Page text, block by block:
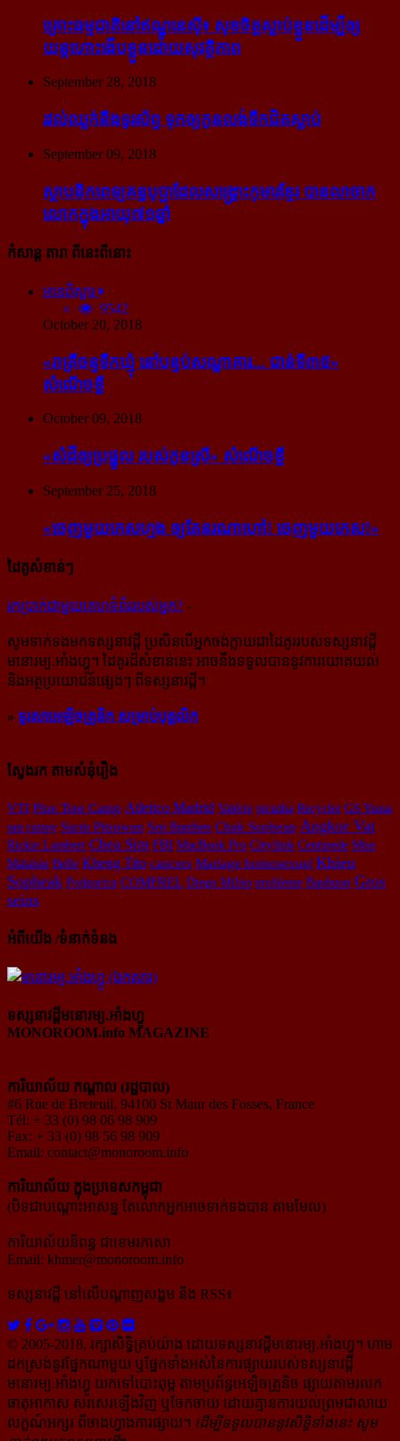
គ្រោះធម្មជាតិនៅឥណ្ឌូនេស៊ី៖ សុខចិត្ត​ស្លាប់​ខ្លួន​ដើម្បី​ឲ្យ​
យន្ដហោះ​ងើប​ខ្លួន​ដោយ​សុវត្ថិភាព
September 28, 2018
រវល់​ឈ្លក់​នឹង​ទូរស័ព្ទ ទុក​ឲ្យ​កូន​លង់​ទឹក​ជិត​ស្លាប់
September 09, 2018
ស្ថាបនិក​ពេទ្យ​គន្ធបុប្ផា​ដែល​សង្គ្រោះ​កុមារ​ខ្មែរ​ បាន​លាចាក​
លោក​ក្នុង​អាយុ​៧១ឆ្នាំ
កំសាន្ដ តារា ពីនេះពីនោះ
អានពិស្ដារ
9542
October 20, 2018
«រាត្រីចន្ទទឹកឃ្មុំ នៅបន្ទប់សណ្ឋាគារ... ជាន់ទី៣៥»
សំណើចខ្លី
October 09, 2018
«សំដី​ឲ្យ​ប្រផ្នូល របស់​កូនស្រី» សំណើចខ្លី
September 25, 2018
«ចេញ​មួយ​កេស​ហ្មង ឲ្យ​តែ​នរណា​ហៅ! ចេញ​មួយ​កេស!»
ដៃគូសំខាន់ៗ
រក​​ប្រាក់​​ជា​​មួយ​​គេហទំព័រ​​របស់​​អ្នក? -
សូម​ទាក់ទង​មក​ទស្សនាវដ្ដី ប្រសិន​បើ​អ្នក​ចង់​ក្លាយ​ជា​ដៃគូរ​របស់​ទស្សនាវដ្ដី​
មនោរម្យ.អាំងហ្វូ។ ដៃ​គូរ​ដ៏​សំខាន់​នេះ អាច​នឹង​ទទួល​បាន​នូវ​ការ​យោគយល់
និង​អត្ថ​ប្រយោជន៍​ផ្សេងៗ ពីទស្សនាវដ្ដី។
» ទូរសាអេឡិចត្រូនិក សម្រាប់បុគ្គលិក
ស្វែងរក តាមសំនុំរឿង
VTI Pine Tree Camp Atletico Madrid Valérie piranha Recycler GS Yuasa
san rainsy Surin Pitsuwan Sen Bunthen Chak Sopheap Angkor Vat
Rickie Lambert Chea Sim FBI MacBook Pro Citylink Centipede Miss
Malaisie Belle Kheng Tito cancers Mariage homosexuel Khieu
Sopheak Podgorica COMFREL Diego Milito probleme Baphuon Gros
seins
អំពីយើង /ទំនាក់ទំនង
ទស្សនាវដ្ដីមនោរម្យ.អាំងហ្វូ
MONOROOM.info MAGAZINE
ការិយាល័យ កណ្ដាល (រដ្ឋបាល)
#6 Rue de Breteuil, 94100 St Maur des Fosses, France
Tél: + 33 (0) 98 06 98 909
Fax: + 33 (0) 98 56 98 909
Email: contact@monoroom.info
ការិយាល័យ ក្នុង​ប្រទេស​កម្ពុជា
(បិទជាបណ្ដោះអាសន្ន តែលោកអ្នកអាចទាក់ទងបាន តាមមែល)
ការិយាល័យនិពន្ធ ជាខេមរភាសា
Email: khmer@monoroom.info
ទស្សនាវដ្ដី​ នៅលើបណ្ដាញសង្គម និង RSS៖
© 2005-2018, រក្សាសិទ្ធិគ្រប់យ៉ាង ដោយទស្សនាវដ្ដី​មនោរម្យ.អាំងហ្វូ។ ហាម​
ដក​ស្រង់​នូវ​ផ្នែក​ណា​មួយ​ ឬ​ផ្នែក​ទាំង​អស់​នៃ​ការ​ផ្សាយ​របស់​ទស្សនាវដ្ដី​​
មនោរម្យ.អាំងហ្វូ យក​ទៅ​​បោះពុម្ព តាម​ប្រព័ន្ធ​អេឡិច​ត្រូនិច ផ្សាយ​តាម​រលក​
ធាតុអាកាស សរសេរ​ឡើង​វិញ ឬ​ចែក​ចាយ​ ដោយ​គ្មាន​ការ​យល់ព្រមជា​លាយ​
លក្ខណ៍​អក្សរ​ ពី​ចាងហ្វាង​ការ​ផ្សាយ​។ ដើម្បី​ទទួល​បាននូវសិទ្ធិ​ទាំងនេះ សូម​